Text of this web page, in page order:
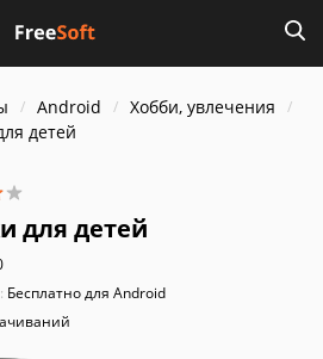
Android
Хобби, увлечения
детей
для детей
Бесплатно для Android